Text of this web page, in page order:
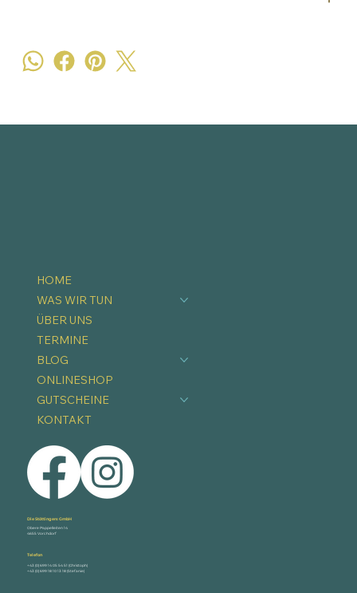
HOME
WAS WIR TUN
ÜBER UNS
TERMINE
BLOG
ONLINESHOP
GUTSCHEINE
KONTAKT
Die Stöttingers GmbH
Obere Pappelleiten 14
4655 Vorchdorf
Telefon
+43 (0) 699 14 05 54 51 (Christoph)
+43 (0) 699 18 10 13 18 (Stefanie)